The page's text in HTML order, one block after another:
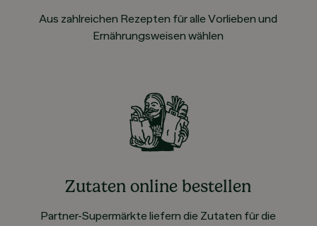
Aus zahlreichen Rezepten für alle Vorlieben und
Ernährungsweisen wählen
Zutaten online bestellen
Partner-Supermärkte liefern die Zutaten für die